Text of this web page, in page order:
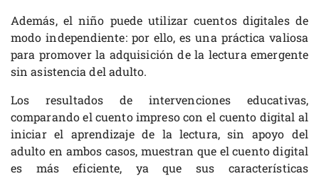
Además, el niño puede utilizar cuentos digitales de
modo independiente: por ello, es una práctica valiosa
para promover la adquisición de la lectura emergente
sin asistencia del adulto.
Los resultados de intervenciones educativas,
comparando el cuento impreso con el cuento digital al
iniciar el aprendizaje de la lectura, sin apoyo del
adulto en ambos casos, muestran que el cuento digital
es más eficiente, ya que sus características